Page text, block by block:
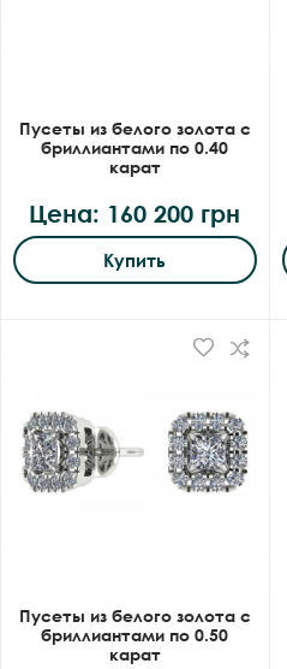
Пусеты из белого золота с
бриллиантами по 0.40
карат
Цена: 160 200 грн
Купить
Пусеты из белого золота с
бриллиантами по 0.50
карат